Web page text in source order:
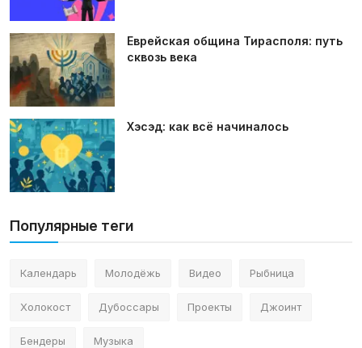
Еврейская община Тирасполя: путь
сквозь века
Хэсэд: как всё начиналось
Популярные теги
Календарь Молодёжь Видео Рыбница
Холокост Дубоссары Проекты Джоинт
Бендеры Музыка